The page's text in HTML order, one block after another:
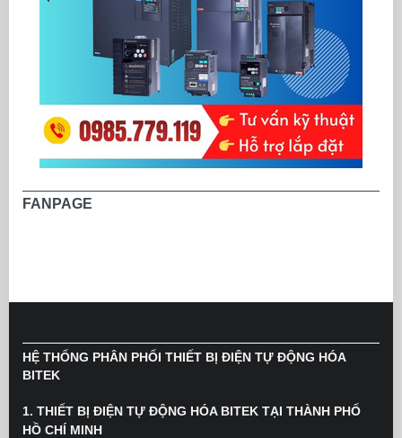
FANPAGE
HỆ THỐNG PHÂN PHỐI THIẾT BỊ ĐIỆN TỰ ĐỘNG HÓA
BITEK
1. THIẾT BỊ ĐIỆN TỰ ĐỘNG HÓA BITEK TẠI THÀNH PHỐ
HỒ CHÍ MINH